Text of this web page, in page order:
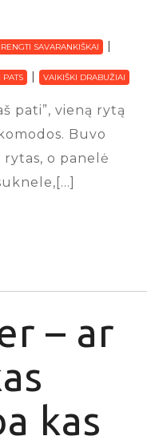
SAVARANKIŠKAI
PATS VAIKIŠKI DRABUŽIAI
pati”, vieną rytą
Buvo
rytas, o panelė
– ar
kas